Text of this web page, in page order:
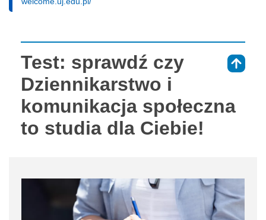
Test: sprawdź czy
Dziennikarstwo i
komunikacja społeczna
to studia dla Ciebie!